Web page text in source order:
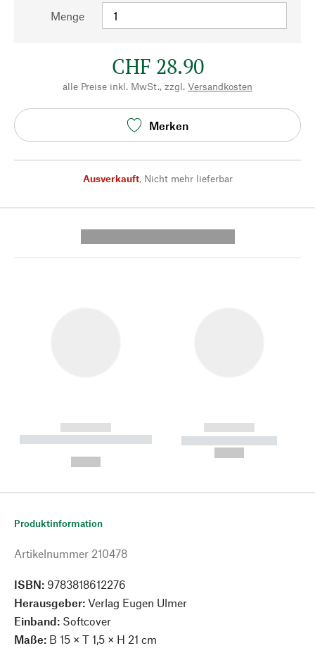
Menge
CHF 28.90
alle Preise inkl. MwSt., zzgl. Versandkosten
Merken
Ausverkauft, Nicht mehr lieferbar
------------
----------- ----------- --------
------------
----------- -----------
Produktinformation
Artikelnummer 210478
ISBN: 9783818612276
Herausgeber: Verlag Eugen Ulmer
Einband: Softcover
Maße: B 15 × T 1,5 × H 21 cm